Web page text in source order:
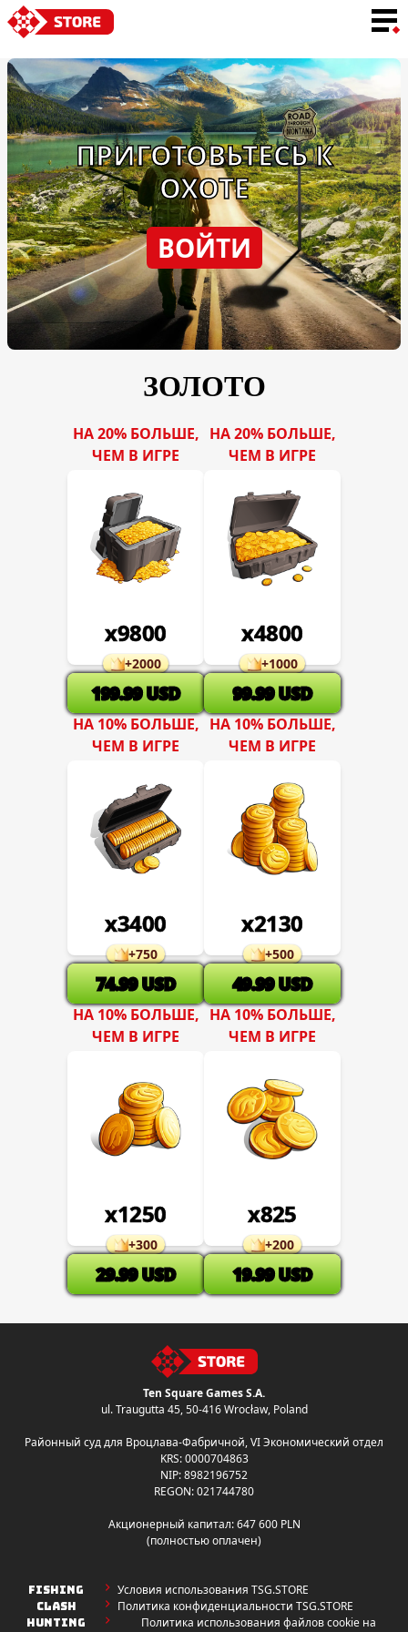
ЯЗЫК
ПРИГОТОВЬТЕСЬ К
ОХОТЕ
ВОЙТИ
ЗОЛОТО
НА 20% БОЛЬШЕ,
ЧЕМ В ИГРЕ
x9800
+2000
199.99 USD
НА 20% БОЛЬШЕ,
ЧЕМ В ИГРЕ
x4800
+1000
99.99 USD
НА 10% БОЛЬШЕ,
ЧЕМ В ИГРЕ
x3400
+750
74.99 USD
НА 10% БОЛЬШЕ,
ЧЕМ В ИГРЕ
x2130
+500
49.99 USD
НА 10% БОЛЬШЕ,
ЧЕМ В ИГРЕ
x1250
+300
29.99 USD
НА 10% БОЛЬШЕ,
ЧЕМ В ИГРЕ
x825
+200
19.99 USD
Ten Square Games S.A.
ul. Traugutta 45,50-416 Wrocław, Poland
Районный суд для Вроцлава-Фабричной, VI Экономический отдел
KRS: 0000704863
NIP: 8982196752
REGON: 021744780
Акционерный капитал: 647 600 PLN
(полностью оплачен)
FISHING
CLASH
HUNTING
Условия использования TSG.STORE
Политика конфиденциальности TSG.STORE
Политика использования файлов cookie на